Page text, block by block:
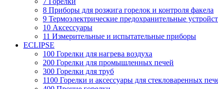
8 Приборы для розжига горелок и контроля факела
9 Термоэлектрические предохранительные
10 Аксессуары
11 Измерительные и испытательные приборы
ECLIPSE
100 Горелки для нагрева воздуха
200 Горелки для промышленных печей
300 Горелки для труб
1100 Горелки и аксессуары для стекловаренных